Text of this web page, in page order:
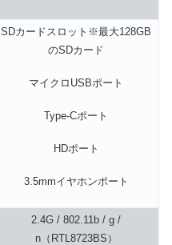
SDカードスロット※最大128GB
のSDカード
マイクロUSBポート
Type-Cポート
HDポート
3.5mmイヤホンポート
2.4G / 802.11b / g /
n（RTL8723BS）